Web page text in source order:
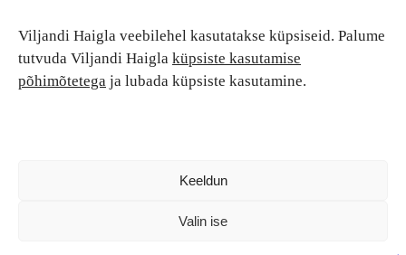
Viljandi Haigla veebilehel kasutatakse küpsiseid. Palume
tutvuda Viljandi Haigla küpsiste kasutamise
põhimõtetega ja lubada küpsiste kasutamine.
Keeldun
Valin ise
Patsiendi turvalisus ja õigused
Patsiendi õigused ja kohustused
Patsiendiohutus
Patsientide nõukoda